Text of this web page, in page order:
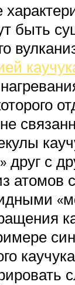
быть
друг с
атомов